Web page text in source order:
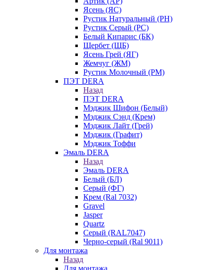
Ясень (ЯС)
Рустик Натуральный (РН)
Рустик Серый (РС)
Белый Кипарис (БК)
Щербет (ЩБ)
Ясень Грей (ЯГ)
Жемчуг (ЖМ)
Рустик Молочный (РМ)
ПЭТ DERA
Назад
ПЭТ DERA
Мэджик Шифон (Белый)
Мэджик Сэнд (Крем)
Мэджик Лайт (Грей)
Мэджик (Графит)
Мэджик Тоффи
Эмаль DERA
Назад
Эмаль DERA
Белый (БЛ)
Серый (ФГ)
Крем (Ral 7032)
Gravel
Jasper
Quartz
Серый (RAL7047)
Черно-серый (Ral 9011)
Для монтажа
Назад
Для монтажа